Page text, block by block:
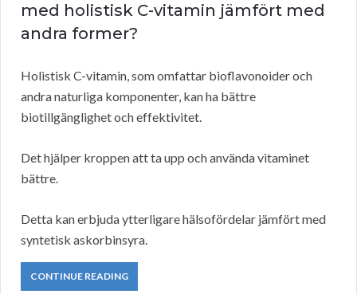
med holistisk C-vitamin jämfört med
andra former?
Holistisk C-vitamin, som omfattar bioflavonoider och
andra naturliga komponenter, kan ha bättre
biotillgänglighet och effektivitet.
Det hjälper kroppen att ta upp och använda vitaminet
bättre.
Detta kan erbjuda ytterligare hälsofördelar jämfört med
syntetisk askorbinsyra.
CONTINUE READING